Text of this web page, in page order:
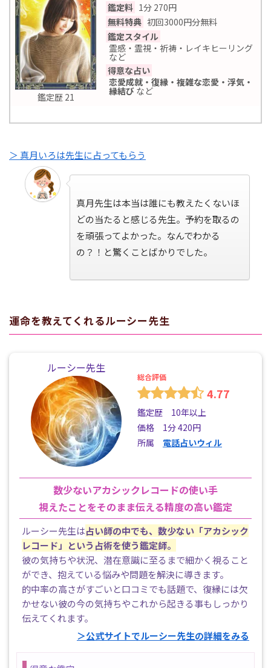
鑑定歴 21
鑑定料 1分 270円
無料特典 初回3000円分無料
鑑定スタイル
霊感・霊視・祈祷・レイキヒーリング
など
得意な占い
恋愛成就・復縁・複雑な恋愛・浮気・
縁結び など
＞ 真月いろは先生に占ってもらう
真月先生は本当は誰にも教えたくないほ
どの当たると感じる先生。予約を取るの
を頑張ってよかった。なんでわかる
の？！と驚くことばかりでした。
運命を教えてくれるルーシー先生
ルーシー先生
総合評価
4.77
鑑定歴 10年以上
価格 1分 420円
所属 電話占いウィル
数少ないアカシックレコードの使い手
視えたことをそのまま伝える精度の高い鑑定
ルーシー先生は占い師の中でも、数少ない「アカシック
レコード」という占術を使う鑑定師。
彼の気持ちや状況、潜在意識に至るまで細かく視ること
ができ、抱えている悩みや問題を解決に導きます。
的中率の高さがすごいと口コミでも話題で、復縁には欠
かせない彼の今の気持ちやこれから起きる事もしっかり
伝えてくれます。
＞公式サイトでルーシー先生の詳細をみる